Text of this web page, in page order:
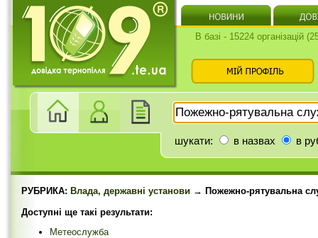
В базі - 15224 організацій
шукати: в назвах в
РУБРИКА: Влада, державні установи → Пожежно-рятувальна
Доступні ще такі результати:
Метеослужба